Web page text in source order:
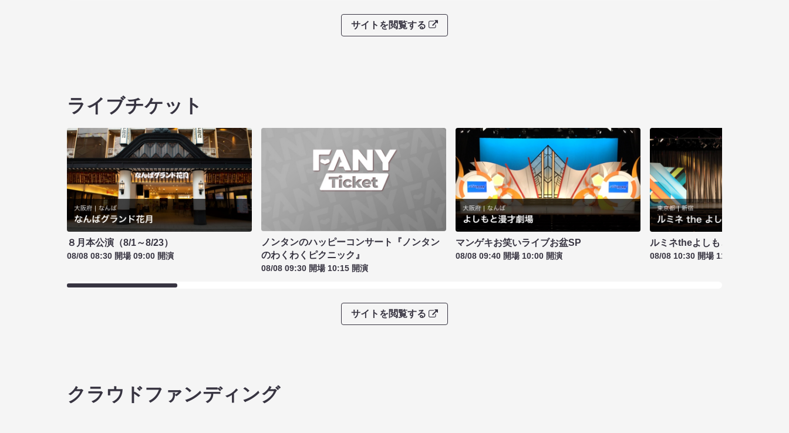
サイトを閲覧する
ライブチケット
８月本公演（8/1～8/23）
08/08 08:30 開場 09:00 開演
ノンタンのハッピーコンサート『ノンタン
のわくわくピクニック』
08/08 09:30 開場 10:15 開演
マンゲキお笑いライブお盆SP
08/08 09:40 開場 10:00 開演
ルミネtheよしもと お盆特別興行
08/08 10:30 開場 11:00 開演
サイトを閲覧する
クラウドファンディング